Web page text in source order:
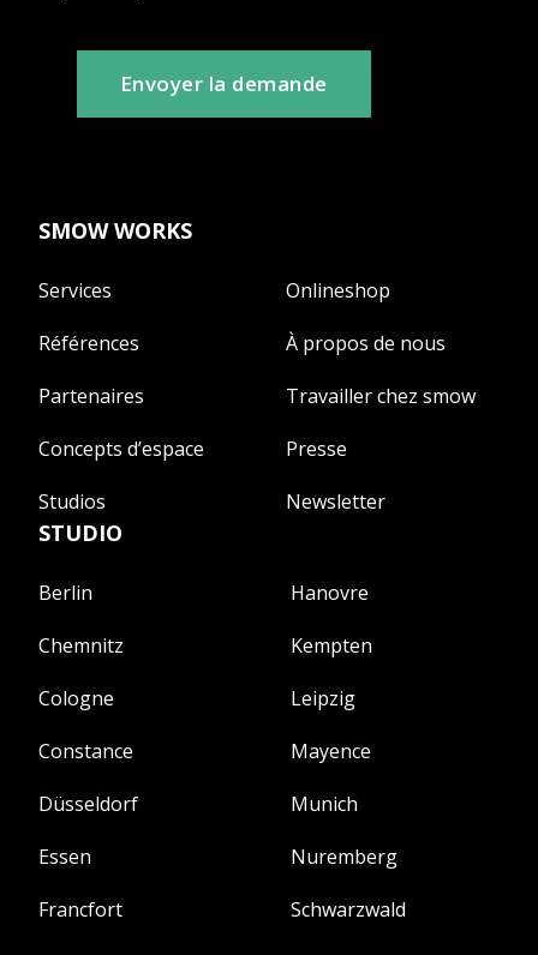
Envoyer la demande
SMOW WORKS
Services
Références
Partenaires
Concepts d’espace
Studios
Onlineshop
À propos de nous
Travailler chez smow
Presse
Newsletter
STUDIO
Berlin
Chemnitz
Cologne
Constance
Düsseldorf
Essen
Francfort
Hanovre
Kempten
Leipzig
Mayence
Munich
Nuremberg
Schwarzwald